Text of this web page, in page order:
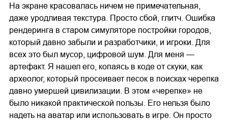
На экране красовалась ничем не примечательная,
даже уродливая текстура. Просто сбой, глитч. Ошибка
рендеринга в старом симуляторе постройки городов,
который давно забыли и разработчики, и игроки. Для
всех это был мусор, цифровой шум. Для меня —
артефакт. Я нашел его, копаясь в коде от скуки, как
археолог, который просеивает песок в поисках черепка
давно умершей цивилизации. В этом «черепке» не
было никакой практической пользы. Его нельзя было
надеть на аватар или использовать в игре. Он просто